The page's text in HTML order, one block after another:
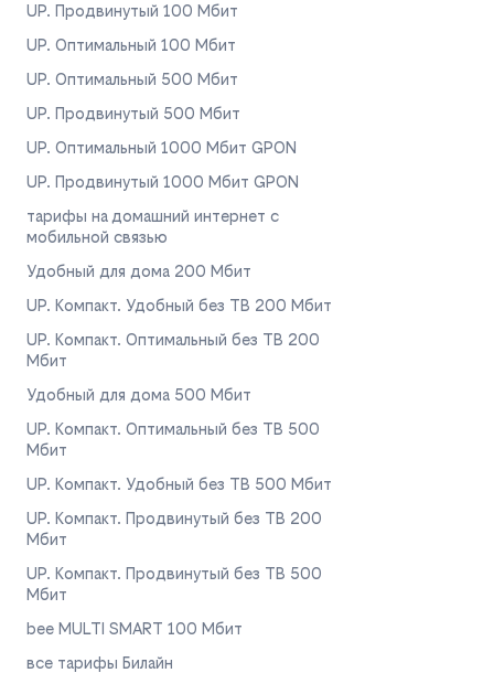
UP. Продвинутый 100 Мбит
UP. Оптимальный 100 Мбит
UP. Оптимальный 500 Мбит
UP. Продвинутый 500 Мбит
UP. Оптимальный 1000 Мбит GPON
UP. Продвинутый 1000 Мбит GPON
тарифы на домашний интернет с
мобильной связью
Удобный для дома 200 Мбит
UP. Компакт. Удобный без ТВ 200 Мбит
UP. Компакт. Оптимальный без ТВ 200
Мбит
Удобный для дома 500 Мбит
UP. Компакт. Оптимальный без ТВ 500
Мбит
UP. Компакт. Удобный без ТВ 500 Мбит
UP. Компакт. Продвинутый без ТВ 200
Мбит
UP. Компакт. Продвинутый без ТВ 500
Мбит
bee MULTI SMART 100 Мбит
все тарифы Билайн